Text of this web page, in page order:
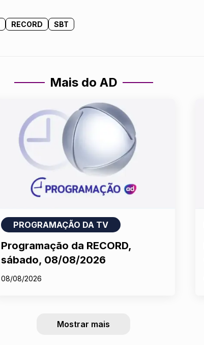
RECORD SBT
Mais do AD
PROGRAMAÇÃO DA TV
Programação da RECORD,
sábado, 08/08/2026
08/08/2026
Mostrar mais